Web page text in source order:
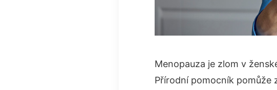
Menopauza je zlom v
Přírodní pomocník pomůže